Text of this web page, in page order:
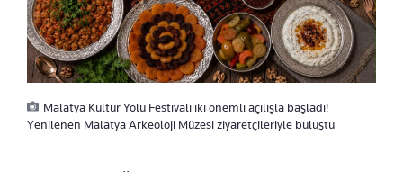
Malatya Kültür Yolu Festivali iki önemli açılışla başladı!
Yenilenen Malatya Arkeoloji Müzesi ziyaretçileriyle buluştu